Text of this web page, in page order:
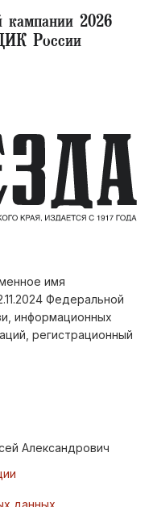
кампании 2026
России
имя
Федеральной
информационных
регистрационный
Александрович